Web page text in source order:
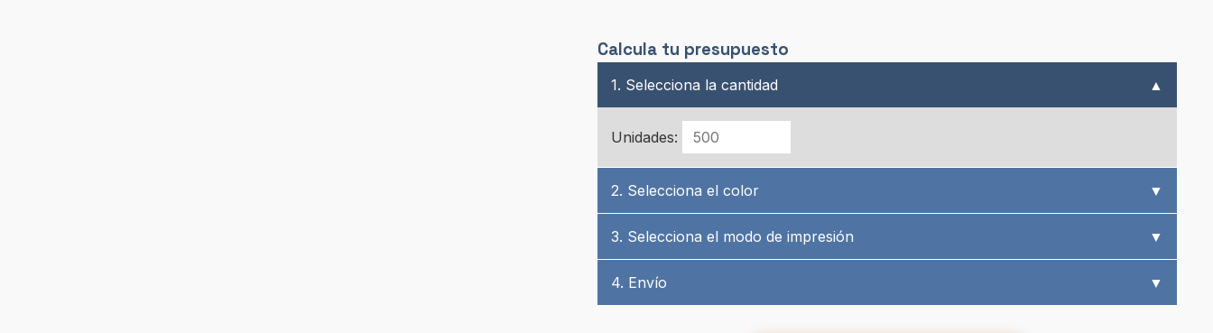
Calcula tu presupuesto
1. Selecciona la cantidad ▲
Unidades:
2. Selecciona el color ▼
3. Selecciona el modo de impresión ▼
4. Envío ▼